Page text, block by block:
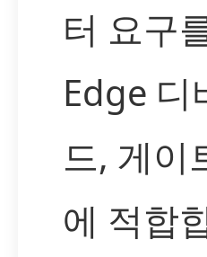
터 요구
Edge 디
드, 게이
에 적합